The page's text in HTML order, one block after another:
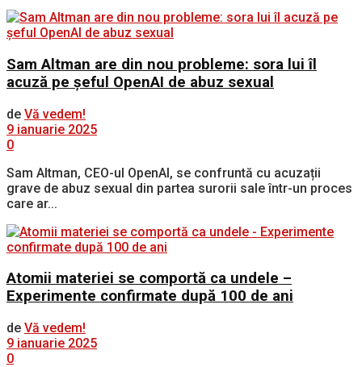
Sam Altman are din nou probleme: sora lui îl
acuză pe șeful OpenAI de abuz sexual
de Vă vedem!
9 ianuarie 2025
0
Sam Altman, CEO-ul OpenAI, se confruntă cu acuzații
grave de abuz sexual din partea surorii sale într-un proces
care ar...
Atomii materiei se comportă ca undele –
Experimente confirmate după 100 de ani
de Vă vedem!
9 ianuarie 2025
0